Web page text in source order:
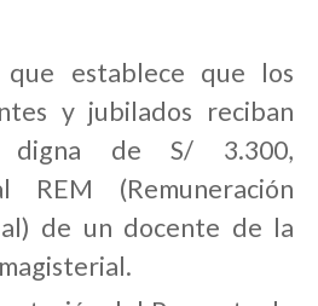
que establece que los
y jubilados reciban
digna de S/ 3.300,
REM (Remuneración
de un docente de la